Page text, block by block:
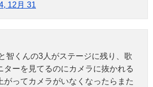
12月 31
智くんの3人がステージに残り、歌
ターを見てるのにカメラに抜かれる
がってカメラがいなくなったらまた